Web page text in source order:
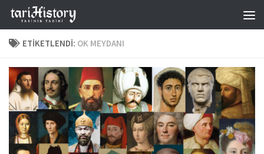
Skip to content
ETIKETLENDI: OK MEYDANI